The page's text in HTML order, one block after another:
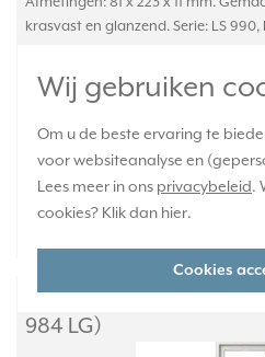
Wij gebruiken
Om u de beste ervaring te
voor websiteanalyse en
Lees meer in ons privacybeleid.
cookies? Klik dan hier.
Cookies
krasvast en glanzend. Serie: LS
Verwachte levertijd:
17,95
JUNG afdekraam 4-
984 LG)